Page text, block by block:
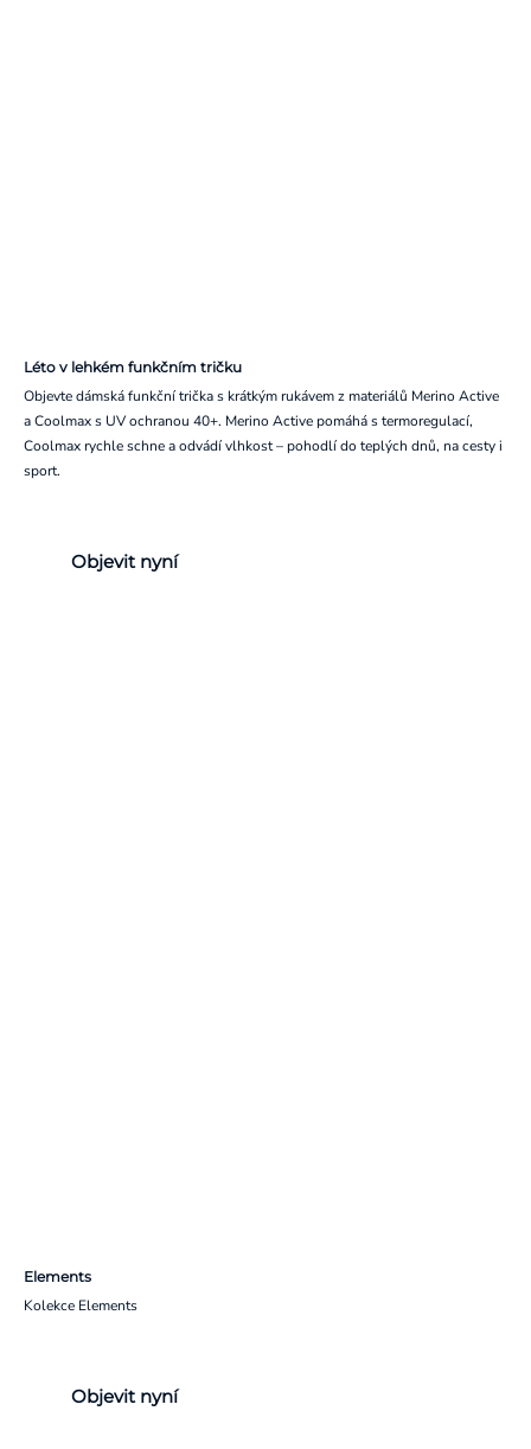
Léto v lehkém funkčním tričku
Objevte dámská funkční trička s krátkým rukávem z materiálů Merino Active
a Coolmax s UV ochranou 40+. Merino Active pomáhá s termoregulací,
Coolmax rychle schne a odvádí vlhkost – pohodlí do teplých dnů, na cesty i
sport.
Objevit nyní
Elements
Kolekce Elements
Objevit nyní